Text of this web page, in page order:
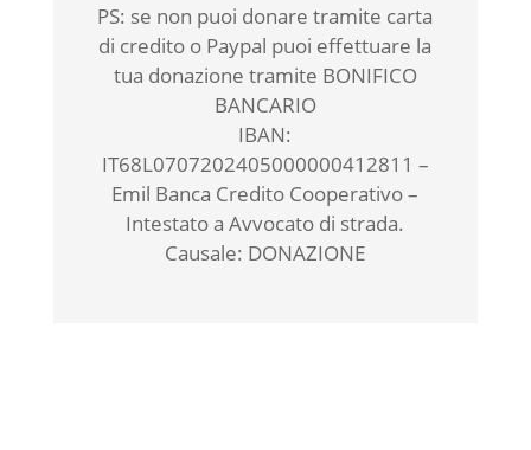
PS: se non puoi donare tramite carta
di credito o Paypal puoi effettuare la
tua donazione tramite BONIFICO
BANCARIO
IBAN:
IT68L0707202405000000412811 –
Emil Banca Credito Cooperativo –
Intestato a Avvocato di strada.
Causale: DONAZIONE